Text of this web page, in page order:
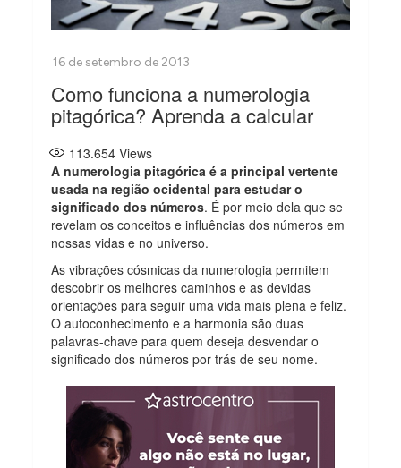
Como funciona a numerologia
pitagórica? Aprenda a calcular
113.654 Views
A numerologia pitagórica é a principal vertente
usada na região ocidental para estudar o
significado dos números. É por meio dela que se
revelam os conceitos e influências dos números em
nossas vidas e no universo.
As vibrações cósmicas da numerologia permitem
descobrir os melhores caminhos e as devidas
orientações para seguir uma vida mais plena e feliz.
O autoconhecimento e a harmonia são duas
palavras-chave para quem deseja desvendar o
significado dos números por trás de seu nome.